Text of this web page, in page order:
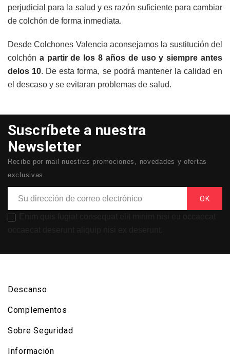
perjudicial para la salud y es razón suficiente para cambiar
de colchón de forma inmediata.
Desde Colchones Valencia aconsejamos la sustitución del
colchón a partir de los 8 años de uso y siempre antes
delos 10. De esta forma, se podrá mantener la calidad en
el descaso y se evitaran problemas de salud.
Suscríbete a nuestra
Newsletter
Recibe por mail nuestras promociones, novedades y ofertas
exclusivas.
Descanso
Complementos
Sobre Seguridad
Información